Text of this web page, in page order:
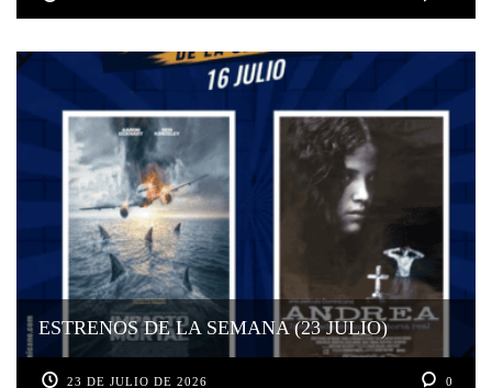
ESTRENOS DE LA SEMANA (23 JULIO)
23 DE JULIO DE 2026 0